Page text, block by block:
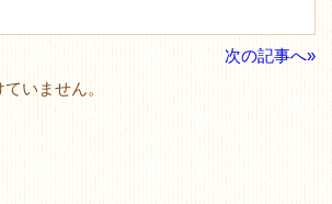
次の記事へ»
ていません。